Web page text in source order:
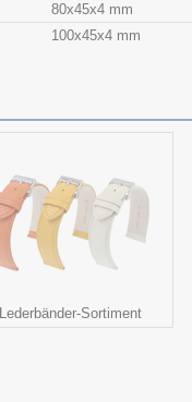
80x​45x​4 mm
100x​45x​4 mm
Lederbänder-Sortiment